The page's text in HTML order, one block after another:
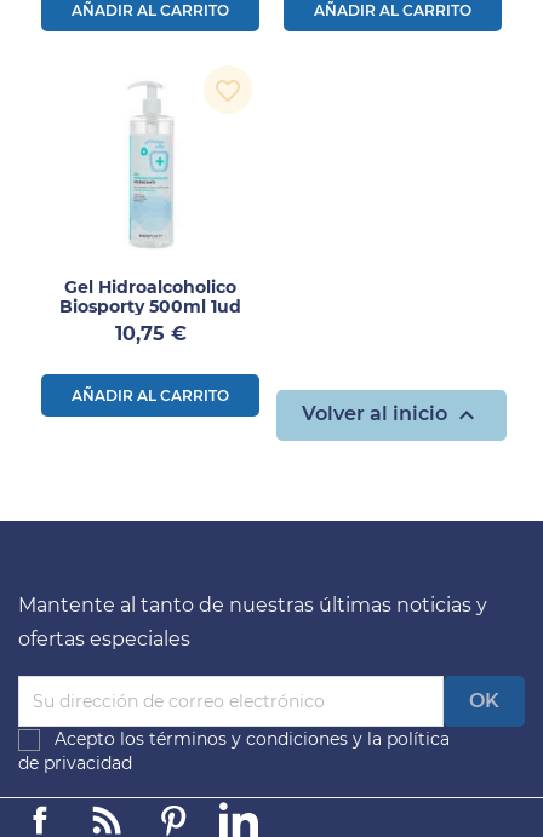
AÑADIR AL CARRITO AÑADIR AL CARRITO
Gel Hidroalcoholico
Biosporty 500ml 1ud
Precio
10,75 €
AÑADIR AL CARRITO
favorite_border
Volver al inicio 
Mantente al tanto de nuestras últimas noticias y
ofertas especiales
Acepto los términos y condiciones y la política
de privacidad
FacebookLinkedinPinterest